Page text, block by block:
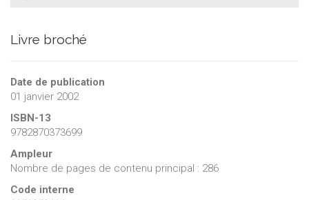
Livre broché
Date de publication
01 janvier 2002
ISBN-13
9782870373699
Ampleur
Nombre de pages de contenu principal : 286
Code interne